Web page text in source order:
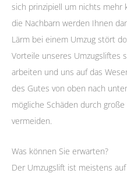
sich prinzipiell um nichts mehr
die Nachbarn werden Ihnen
Lärm bei einem Umzug stört
Vorteile unseres Umzugsliftes
arbeiten und uns auf das
des Gutes von oben nach
mögliche Schäden durch
vermeiden.
Was können Sie erwarten?
Der Umzugslift ist meistens